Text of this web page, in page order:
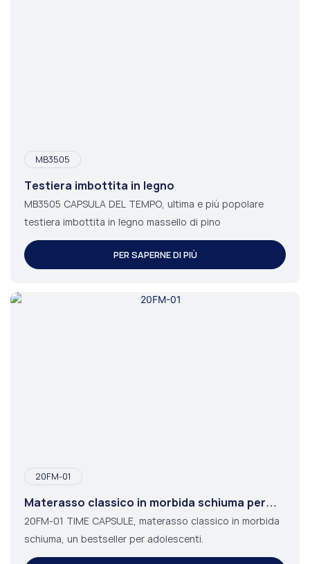
MB3505
Testiera imbottita in legno
MB3505 CAPSULA DEL TEMPO, ultima e più popolare
testiera imbottita in legno massello di pino
PER SAPERNE DI PIÙ
20FM-01
Materasso classico in morbida schiuma per
adolescenti
20FM-01 TIME CAPSULE, materasso classico in morbida
schiuma, un bestseller per adolescenti.